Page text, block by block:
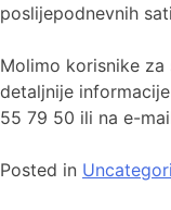
poslijepodnevnih
Molimo korisnike
detaljnije
55 79 50 ili na e-
Posted in